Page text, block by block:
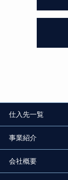
仕入先一覧
事業紹介
会社概要